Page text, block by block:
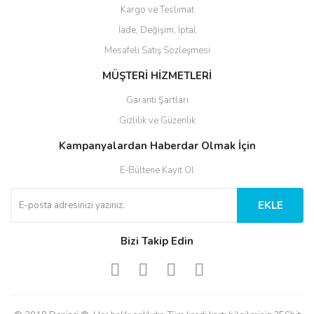
Kargo ve Teslimat
İade, Değişim, İptal
Mesafeli Satış Sözleşmesi
MÜŞTERİ HİZMETLERİ
Garanti Şartları
Gizlilik ve Güzenlik
Kampanyalardan Haberdar Olmak İçin
E-Bültene Kayıt Ol
EKLE
Bizi Takip Edin